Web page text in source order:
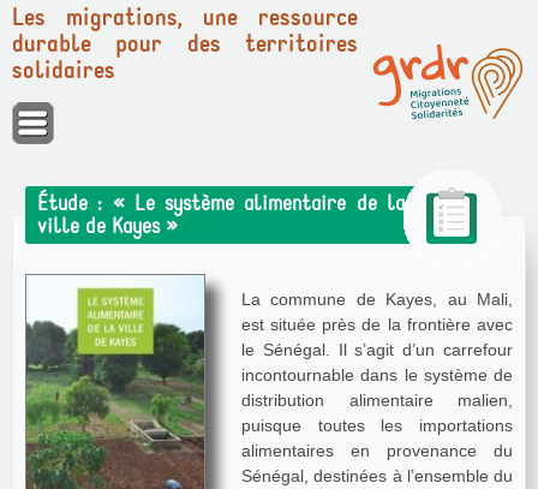
Panneau de gestion des cookies
Les migrations, une ressource
durable pour des territoires
solidaires
Étude : « Le système alimentaire de la
ville de Kayes »
La commune de Kayes, au Mali,
est située près de la frontière avec
le Sénégal. Il s’agit d’un carrefour
incontournable dans le système de
distribution alimentaire malien,
puisque toutes les importations
alimentaires en provenance du
Sénégal, destinées à l’ensemble du